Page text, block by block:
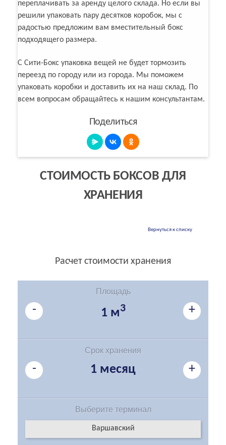
переплачивать за аренду целого склада. Но если вы
решили упаковать пару десятков коробок, мы с
радостью предложим вам вместительный бокс
подходящего размера.
С Сити-Бокс упаковка вещей не будет тормозить
переезд по городу или из города. Мы поможем
упаковать коробки и доставить их на наш склад. По
всем вопросам обращайтесь к нашим консультантам.
Поделиться
СТОИМОСТЬ БОКСОВ ДЛЯ
ХРАНЕНИЯ
Вернуться к списку
Расчет стоимости хранения
Площадь
- 1 м3 +
Срок хранения
- 1 месяц +
Выберите терминал
Варшавский